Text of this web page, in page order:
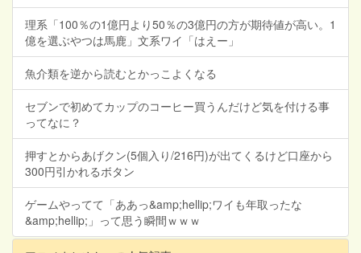
理系「100％の1億円より50％の3億円の方が期待値が高い。1
億を選ぶやつは馬鹿」文系ワイ「はえー」
魚介類を逆から読むとかっこよくなる
セブンで初めてカップのコーヒー買うんだけど気を付ける事
ってなに？
押すとからあげクン(5個入り/216円)が出てくるけど口座から
300円引かれるボタン
ゲームやってて「ああっ&amp;hellip;ワイも年取ったな
&amp;hellip;」って思う瞬間ｗｗｗ